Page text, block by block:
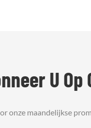
U
onze maandelijkse